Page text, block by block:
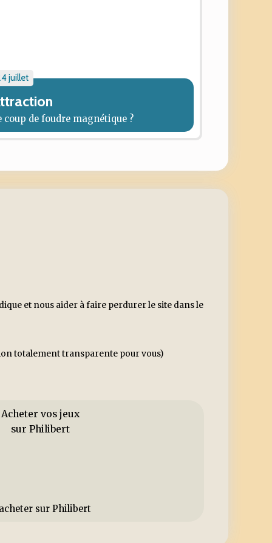
juillet
coup de foudre magnétique ?
et nous aider à faire perdurer le site dans le
totalement transparente pour vous)
Acheter vos jeux
sur Philibert